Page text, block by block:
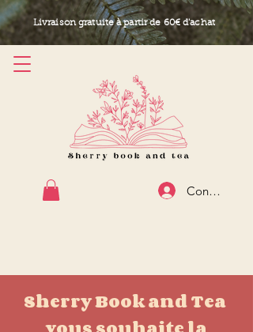
Livraison gratuite à partir de 60€ d'achat
Connexion
Sherry Book and Tea